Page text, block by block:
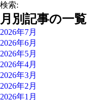
検索:
月別記事の一覧
2026年7月
2026年6月
2026年5月
2026年4月
2026年3月
2026年2月
2026年1月